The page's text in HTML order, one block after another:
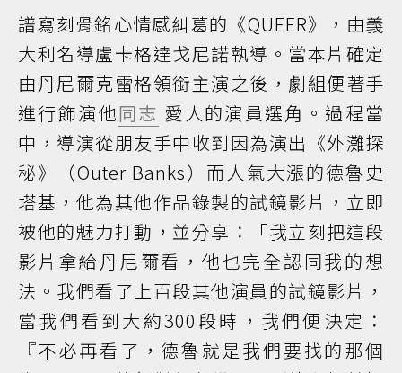
譜寫刻骨銘心情感糾葛的《QUEER》，由義
大利名導盧卡格達戈尼諾執導。當本片確定
由丹尼爾克雷格領銜主演之後，劇組便著手
進行飾演他同志 愛人的演員選角。過程當
中，導演從朋友手中收到因為演出《外灘探
秘》（Outer Banks）而人氣大漲的德魯史
塔基，他為其他作品錄製的試鏡影片，立即
被他的魅力打動，並分享：「我立刻把這段
影片拿給丹尼爾看，他也完全認同我的想
法。我們看了上百段其他演員的試鏡影片，
當我們看到大約300段時，我們便決定：
『不必再看了，德魯就是我們要找的那個